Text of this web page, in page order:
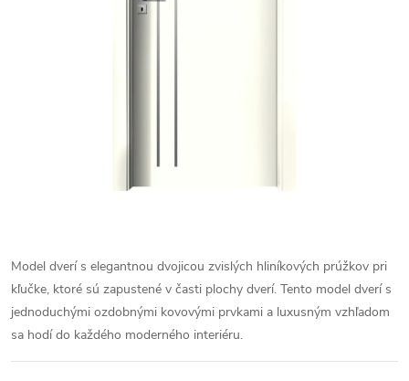
Model dverí s elegantnou dvojicou zvislých hliníkových prúžkov pri
kľučke, ktoré sú zapustené v časti plochy dverí. Tento model dverí s
jednoduchými ozdobnými kovovými prvkami a luxusným vzhľadom
sa hodí do každého moderného interiéru.